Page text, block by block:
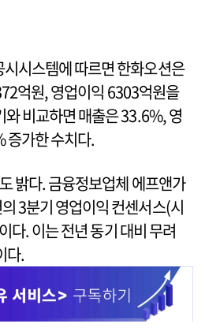
시스템에 따르면 한화오션은
억원, 영업이익 6303억원을
비교하면 매출은 33.6%, 영
증가한 수치다.
밝다. 금융정보업체 에프앤가
3분기 영업이익 컨센서스(시
다. 이는 전년 동기 대비 무려
다.